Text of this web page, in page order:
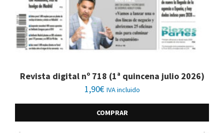
Revista digital nº 718 (1ª quincena julio 2026)
1,90€ IVA incluido
COMPRAR